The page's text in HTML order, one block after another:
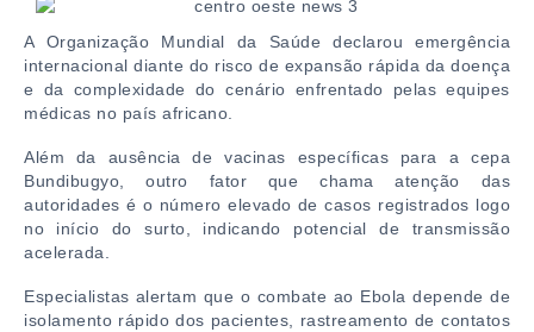
A Organização Mundial da Saúde declarou emergência
internacional diante do risco de expansão rápida da doença
e da complexidade do cenário enfrentado pelas equipes
médicas no país africano.
Além da ausência de vacinas específicas para a cepa
Bundibugyo, outro fator que chama atenção das
autoridades é o número elevado de casos registrados logo
no início do surto, indicando potencial de transmissão
acelerada.
Especialistas alertam que o combate ao Ebola depende de
isolamento rápido dos pacientes, rastreamento de contatos